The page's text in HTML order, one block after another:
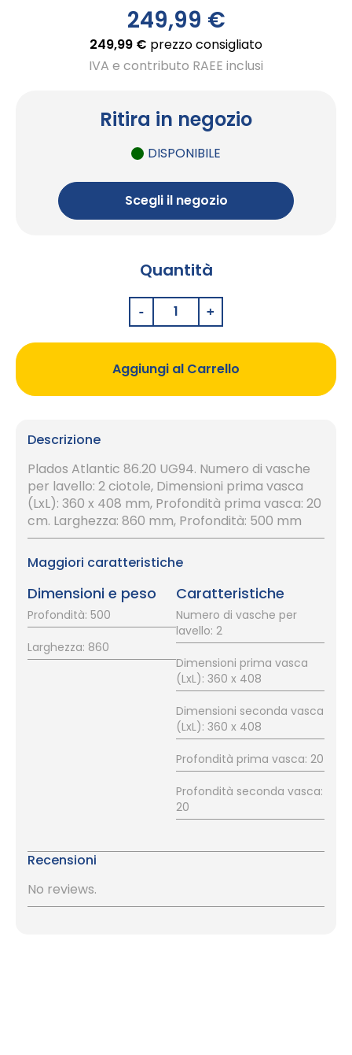
249,99 €
249,99 € prezzo consigliato
IVA e contributo RAEE inclusi
Ritira in negozio
DISPONIBILE
Scegli il negozio
Quantità
Aggiungi al Carrello
Descrizione
Plados Atlantic 86.20 UG94. Numero di vasche
per lavello: 2 ciotole, Dimensioni prima vasca
(LxL): 360 x 408 mm, Profondità prima vasca: 20
cm. Larghezza: 860 mm, Profondità: 500 mm
Maggiori caratteristiche
Dimensioni e peso
Profondità: 500
Larghezza: 860
Caratteristiche
Numero di vasche per
lavello: 2
Dimensioni prima vasca
(LxL): 360 x 408
Dimensioni seconda vasca
(LxL): 360 x 408
Profondità prima vasca: 20
Profondità seconda vasca:
20
Recensioni
No reviews.